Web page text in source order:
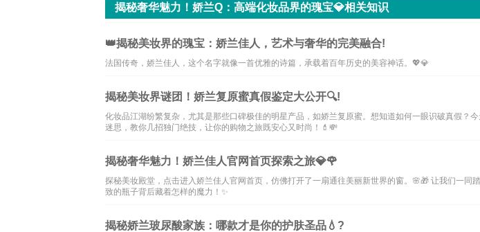
揭秘奢华魅力！娇兰Q：高端化妆品界的瑰宝💎相关知识
👑揭秘美妆界的瑰宝：娇兰佳人，艺术与奢华的完美融合!
法国传奇，娇兰佳人，这个名字就像一首优雅的诗篇，承载着百年历史的美容神话。💖💎
揭秘美妆界谜团！娇兰复原蜜真假鉴定大公开🔍!
化妆品江湖纷繁复杂，尤其是那些口碑极佳的明星产品，如娇兰复原蜜。想知道如何一眼识破真假？
迷思，教你几招独门绝技，让你的购物之旅既安心又时尚！💄💸
揭秘奢华魅力！娇兰佳人官网首页探索之旅💎🌹
探秘美妆殿堂，点击进入娇兰佳人官网首页，仿佛打开了一扇通往美丽新世界的窗。🌸🎁 让我们一同
致的瓶子背后藏着怎样的魔力！✨
揭秘娇兰玻尿酸家族：哪款才是你的护肤圣品💧?